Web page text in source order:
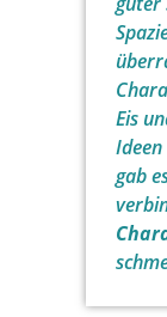
Eis
gab